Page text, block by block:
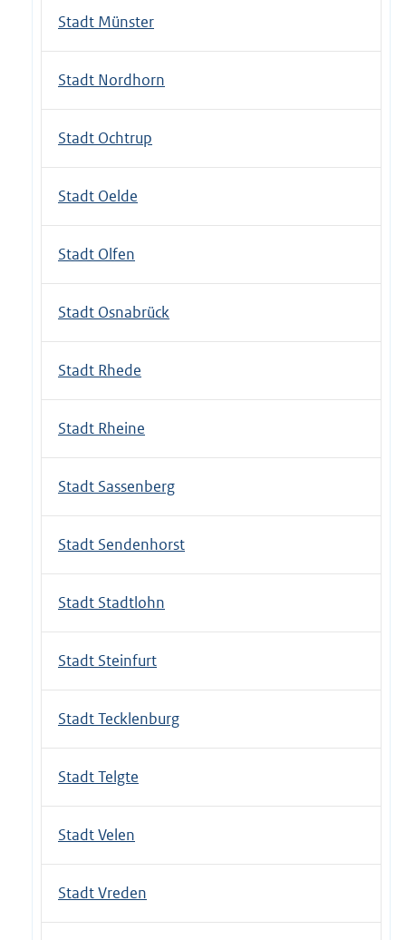
Stadt Münster
Stadt Nordhorn
Stadt Ochtrup
Stadt Oelde
Stadt Olfen
Stadt Osnabrück
Stadt Rhede
Stadt Rheine
Stadt Sassenberg
Stadt Sendenhorst
Stadt Stadtlohn
Stadt Steinfurt
Stadt Tecklenburg
Stadt Telgte
Stadt Velen
Stadt Vreden